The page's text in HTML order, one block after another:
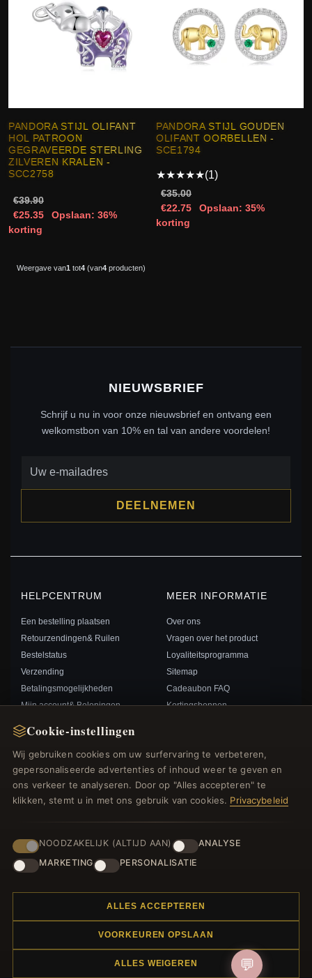
Cookie-instellingen
Wij gebruiken cookies om uw surfervaring te verbeteren,
gepersonaliseerde advertenties of inhoud weer te geven en
ons verkeer te analyseren. Door op "Alles accepteren" te
klikken, stemt u in met ons gebruik van cookies. Privacybeleid
NOODZAKELIJK (ALTIJD AAN)
ANALYSE
MARKETING
PERSONALISATIE
ALLES ACCEPTEREN
VOORKEUREN OPSLAAN
ALLES WEIGEREN
PANDORA STIJL OLIFANT
HOL PATROON
GEGRAVEERDE STERLING
ZILVEREN KRALEN -
SCC2758
€39.90
€25.35
Opslaan: 36%
korting
PANDORA STIJL GOUDEN
OLIFANT OORBELLEN -
SCE1794
★★★★★(1)
€35.00
€22.75
Opslaan: 35%
korting
Weergave van1tot4(van4producten)
NIEUWSBRIEF
Schrijf u nu in voor onze nieuwsbrief en ontvang een
welkomstbon van 10% en tal van andere voordelen!
DEELNEMEN
HELPCENTRUM
Een bestelling plaatsen
Retourzendingen& Ruilen
Bestelstatus
Verzending
Betalingsmogelijkheden
Mijn account& Beloningen
MEER INFORMATIE
Over ons
Vragen over het product
Loyaliteitsprogramma
Sitemap
Cadeaubon FAQ
Kortingsbonnen
SNELLE LINKS
Nieuwe producten
Specials
Beoordelingen
Inloggen
VOLG ONS
© 2012–2026Bedelsoutlet.nl. Alle rechten voorbehouden.
💬